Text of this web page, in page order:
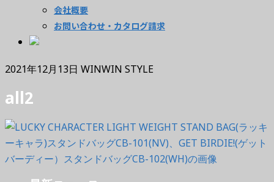
会社概要
お問い合わせ・カタログ請求
2021年12月13日 WINWIN STYLE
all2